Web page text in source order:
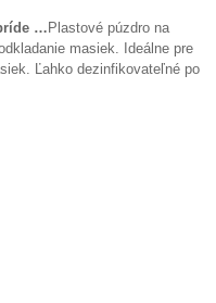
… Plastové púzdro na
masiek.
Ideálne pre
Ľahko dezinfikovateľné po